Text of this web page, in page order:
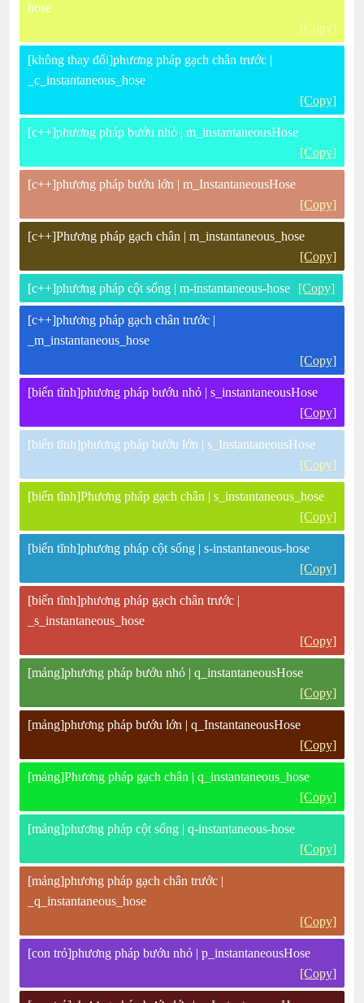
hose
[Copy]
[không thay đổi]phương pháp gạch chân trước |
_c_instantaneous_hose
[Copy]
[c++]phương pháp bướu nhỏ | m_instantaneousHose
[Copy]
[c++]phương pháp bướu lớn | m_InstantaneousHose
[Copy]
[c++]Phương pháp gạch chân | m_instantaneous_hose
[Copy]
[c++]phương pháp cột sống | m-instantaneous-hose [Copy]
[c++]phương pháp gạch chân trước |
_m_instantaneous_hose
[Copy]
[biến tĩnh]phương pháp bướu nhỏ | s_instantaneousHose
[Copy]
[biến tĩnh]phương pháp bướu lớn | s_InstantaneousHose
[Copy]
[biến tĩnh]Phương pháp gạch chân | s_instantaneous_hose
[Copy]
[biến tĩnh]phương pháp cột sống | s-instantaneous-hose
[Copy]
[biến tĩnh]phương pháp gạch chân trước |
_s_instantaneous_hose
[Copy]
[mảng]phương pháp bướu nhỏ | q_instantaneousHose
[Copy]
[mảng]phương pháp bướu lớn | q_InstantaneousHose
[Copy]
[mảng]Phương pháp gạch chân | q_instantaneous_hose
[Copy]
[mảng]phương pháp cột sống | q-instantaneous-hose
[Copy]
[mảng]phương pháp gạch chân trước |
_q_instantaneous_hose
[Copy]
[con trỏ]phương pháp bướu nhỏ | p_instantaneousHose
[Copy]